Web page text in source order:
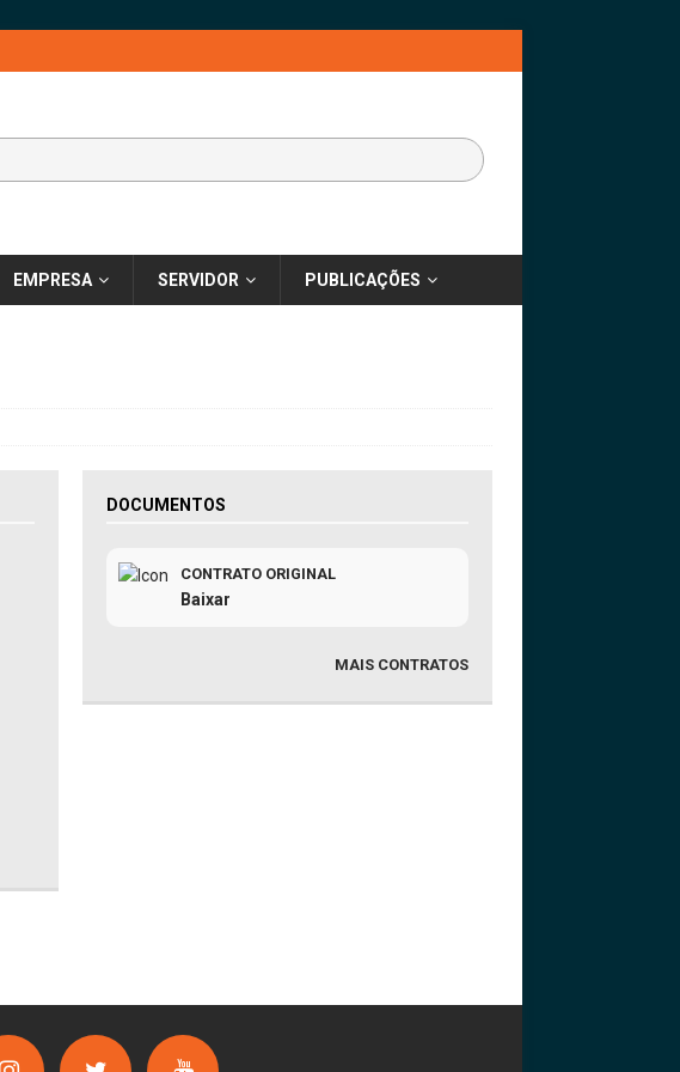
EMPRESA SERVIDOR PUBLICAÇÕES
DOCUMENTOS
CONTRATO ORIGINAL
Baixar
MAIS CONTRATOS